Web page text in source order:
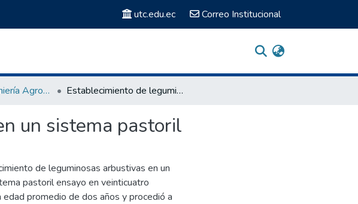
utc.edu.ec Correo Institucional
Titulación - Ingeniería Agronómica Establecimiento de leguminosas arbustivas en un sistema pastoril
un sistema pastoril
de leguminosas arbustivas en un
pastoril ensayo en veinticuatro
promedio de dos años y procedió a